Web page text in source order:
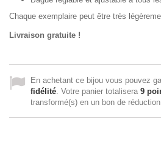
Chaque exemplaire peut être très
Livraison gratuite !
En achetant ce bijou vous pouvez
fidélité. Votre panier totalisera 9
transformé(s) en un bon de